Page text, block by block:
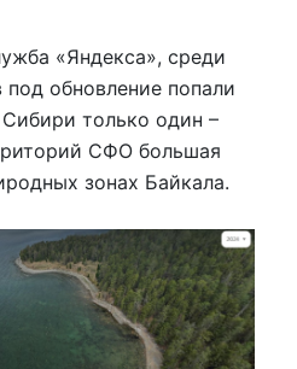
«Яндекса», среди
обновление попали
только один –
СФО большая
зонах Байкала.